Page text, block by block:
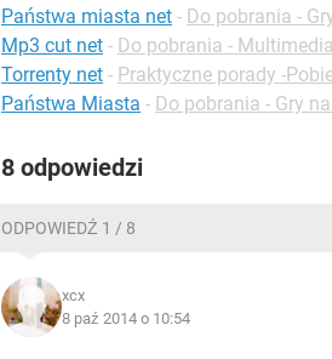
Państwa miasta net - Do pobrania -
Mp3 cut net - Do pobrania - Multimedia
Torrenty net - Praktyczne porady -
Państwa Miasta - Do pobrania - Gry
8 odpowiedzi
ODPOWIEDŹ 1 / 8
xcx
8 paź 2014 o 10:54